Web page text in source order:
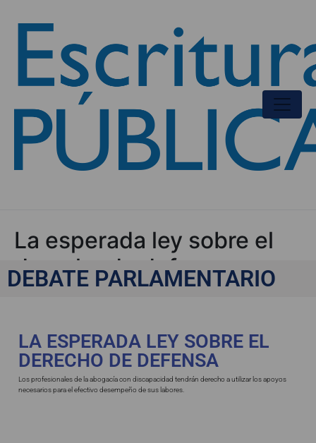
La esperada ley sobre el
derecho de defensa
DEBATE PARLAMENTARIO
LA ESPERADA LEY SOBRE EL
DERECHO DE DEFENSA
Los profesionales de la abogacía con discapacidad tendrán derecho a utilizar los apoyos
necesarios para el efectivo desempeño de sus labores.